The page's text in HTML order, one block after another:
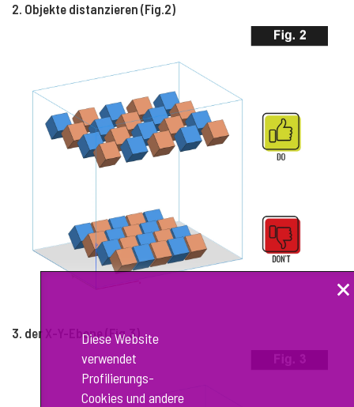
2. Objekte distanzieren (Fig.2)
3. der X-Y-Ebene (Fig.3)
Diese Website
verwendet
Profilierungs-
Cookies und andere
×